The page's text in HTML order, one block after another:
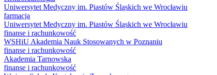
Uniwersytet Medyczny im. Piastów Śląskich we Wrocławiu
farmacja
Uniwersytet Medyczny im. Piastów Śląskich we Wrocławiu
finanse i rachunkowość
WSHiU Akademia Nauk Stosowanych w Poznaniu
finanse i rachunkowość
Akademia Tarnowska
finanse i rachunkowość